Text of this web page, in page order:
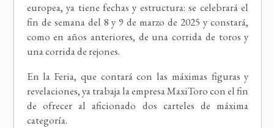
europea, ya tiene fechas y estructura: se celebrará el
fin de semana del 8 y 9 de marzo de 2025 y constará,
como en años anteriores, de una corrida de toros y
una corrida de rejones.
En la Feria, que contará con las máximas figuras y
revelaciones, ya trabaja la empresa MaxiToro con el fin
de ofrecer al aficionado dos carteles de máxima
categoría.